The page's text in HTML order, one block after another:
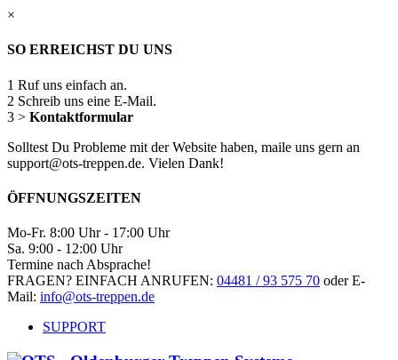
×
SO ERREICHST DU UNS
1 Ruf uns einfach an.
2 Schreib uns eine E-Mail.
3 > Kontaktformular
Solltest Du Probleme mit der Website haben, maile uns gern an
support@ots-treppen.de. Vielen Dank!
ÖFFNUNGSZEITEN
Mo-Fr. 8:00 Uhr - 17:00 Uhr
Sa. 9:00 - 12:00 Uhr
Termine nach Absprache!
FRAGEN? EINFACH ANRUFEN: 04481 / 93 575 70 oder E-
Mail: info@ots-treppen.de
SUPPORT